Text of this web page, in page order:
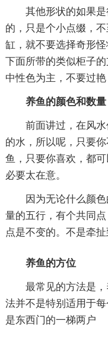
其他形状的如果
的，只是个小点缀，
缸，就不要选择奇形
下面所带的类似柜子
中性色为主，不要过艳
养鱼的颜色和数量
前面讲过，在风
的水，所以呢，只要
鱼，只要你喜欢，都
必要太在意。
因为无论什么颜
量的五行，有个共同
点是不变的。不是牵
养鱼的方位
最常见的方法是
法并不是特别适用于
是东西门的一梯两户